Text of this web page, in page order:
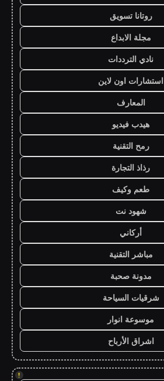
روتانا تسويق
مجلة الابداع
نادي الترددات
استشارات اون لاين
المعارف
هيدب فيديو
رمح التقنية
رذاذ التجارة
طعم وكيف
شهود نت
أركاني
مباشر التقنية
مدونة صحبة
شرقيات السياحة
موسوعة انوار
اشراق الأرباح
!